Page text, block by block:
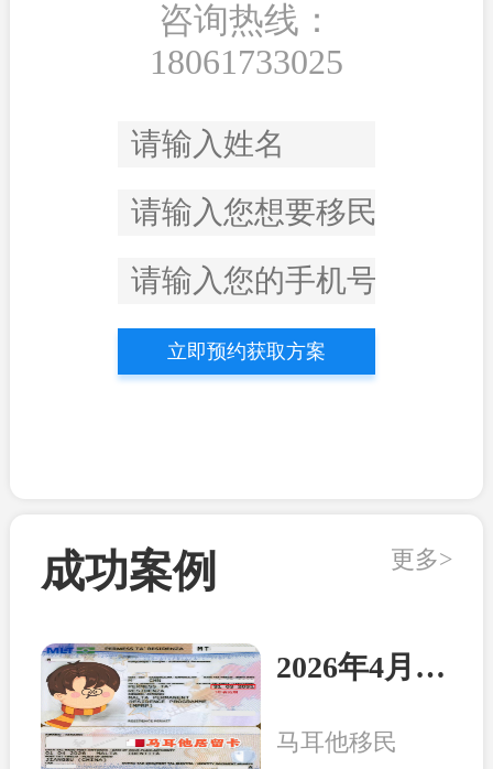
咨询热线：
18061733025
立即预约获取方案
成功案例 更多>
2026年4月21日：马耳他客户顺利收到永居卡
马耳他移民